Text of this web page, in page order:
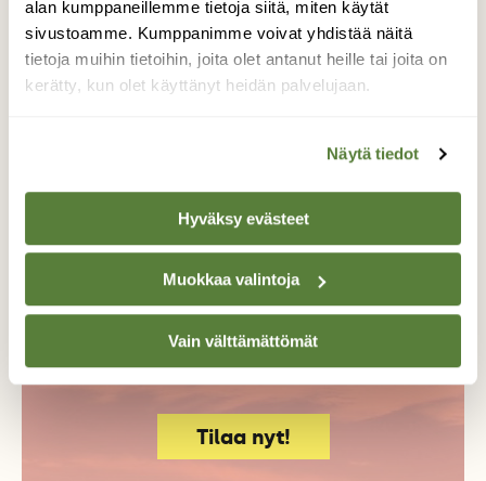
alan kumppaneillemme tietoja siitä, miten käytät
sivustoamme. Kumppanimme voivat yhdistää näitä
tietoja muihin tietoihin, joita olet antanut heille tai joita on
kerätty, kun olet käyttänyt heidän palvelujaan.
Näytä tiedot
Hyväksy evästeet
Muokkaa valintoja
Vain välttämättömät
KYSY LUONNOSTA ORAVA
Tilaa Suomen Luonto
Tue ajankohtaista ja asiantuntevaa
Tilaa Suomen Luonto ja tule mukaan
luonnonystävien joukkoon!
Alk. 3 numeroa 23,40 €.
Tilaa nyt!